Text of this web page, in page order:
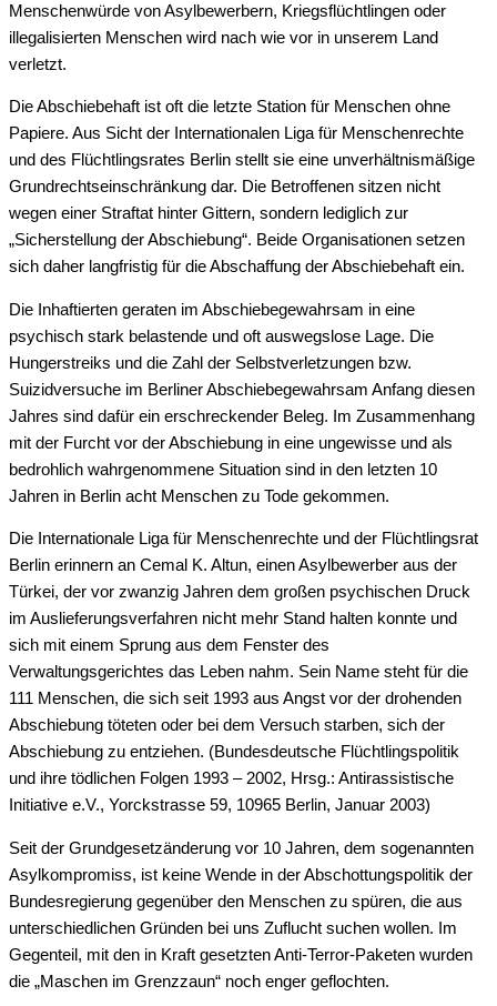
Menschenwürde von Asylbewerbern, Kriegsflüchtlingen oder
illegalisierten Menschen wird nach wie vor in unserem Land
verletzt.
Die Abschiebehaft ist oft die letzte Station für Menschen ohne
Papiere. Aus Sicht der Internationalen Liga für Menschenrechte
und des Flüchtlingsrates Berlin stellt sie eine unverhältnismäßige
Grundrechtseinschränkung dar. Die Betroffenen sitzen nicht
wegen einer Straftat hinter Gittern, sondern lediglich zur
„Sicherstellung der Abschiebung“. Beide Organisationen setzen
sich daher langfristig für die Abschaffung der Abschiebehaft ein.
Die Inhaftierten geraten im Abschiebegewahrsam in eine
psychisch stark belastende und oft auswegslose Lage. Die
Hungerstreiks und die Zahl der Selbstverletzungen bzw.
Suizidversuche im Berliner Abschiebegewahrsam Anfang diesen
Jahres sind dafür ein erschreckender Beleg. Im Zusammenhang
mit der Furcht vor der Abschiebung in eine ungewisse und als
bedrohlich wahrgenommene Situation sind in den letzten 10
Jahren in Berlin acht Menschen zu Tode gekommen.
Die Internationale Liga für Menschenrechte und der Flüchtlingsrat
Berlin erinnern an Cemal K. Altun, einen Asylbewerber aus der
Türkei, der vor zwanzig Jahren dem großen psychischen Druck
im Auslieferungsverfahren nicht mehr Stand halten konnte und
sich mit einem Sprung aus dem Fenster des
Verwaltungsgerichtes das Leben nahm. Sein Name steht für die
111 Menschen, die sich seit 1993 aus Angst vor der drohenden
Abschiebung töteten oder bei dem Versuch starben, sich der
Abschiebung zu entziehen. (Bundesdeutsche Flüchtlingspolitik
und ihre tödlichen Folgen 1993 – 2002, Hrsg.: Antirassistische
Initiative e.V., Yorckstrasse 59, 10965 Berlin, Januar 2003)
Seit der Grundgesetzänderung vor 10 Jahren, dem sogenannten
Asylkompromiss, ist keine Wende in der Abschottungspolitik der
Bundesregierung gegenüber den Menschen zu spüren, die aus
unterschiedlichen Gründen bei uns Zuflucht suchen wollen. Im
Gegenteil, mit den in Kraft gesetzten Anti-Terror-Paketen wurden
die „Maschen im Grenzzaun“ noch enger geflochten.